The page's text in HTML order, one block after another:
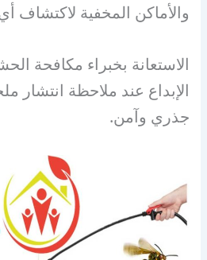
والأماكن المخفية لاكتشاف
الاستعانة بخبراء مكافحة
الإبداع عند ملاحظة
جذري وآمن.